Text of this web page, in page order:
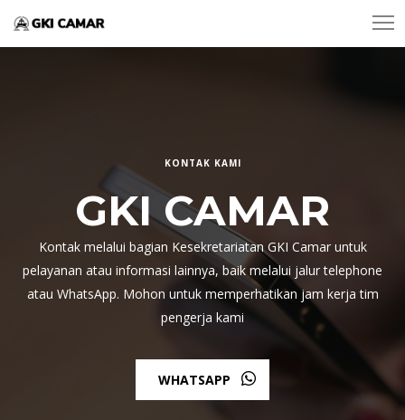
KONTAK KAMI
GKI CAMAR
Kontak melalui bagian Kesekretariatan GKI Camar untuk
pelayanan atau informasi lainnya, baik melalui jalur telephone
atau WhatsApp. Mohon untuk memperhatikan jam kerja tim
pengerja kami
WHATSAPP